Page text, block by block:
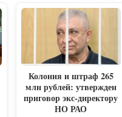
Колония и штраф 265
млн рублей: утвержден
приговор экс-директору
НО РАО